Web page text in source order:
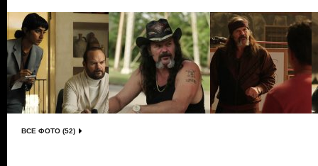
ВСЕ ФОТО (52)